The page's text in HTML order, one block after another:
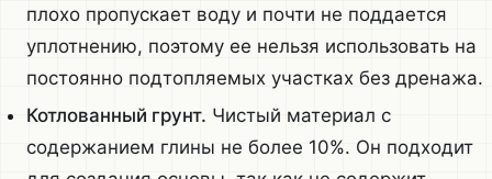
плохо пропускает воду и почти не поддается
уплотнению, поэтому ее нельзя использовать на
постоянно подтопляемых участках без дренажа.
Котлованный грунт. Чистый материал с
содержанием глины не более 10%. Он подходит